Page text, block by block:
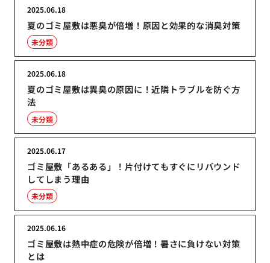
夏のゴミ屋敷は悪臭が倍増！原因と効果的な消臭対策
2025.06.18
未分類
夏のゴミ屋敷は異臭の原因に！近隣トラブルを防ぐ方
法
2025.06.18
未分類
ゴミ屋敷「あるある」！片付けてもすぐにリバウンド
してしまう理由
2025.06.17
未分類
ゴミ屋敷は熱中症の危険が倍増！暑さに負けない対策
とは
2025.06.16